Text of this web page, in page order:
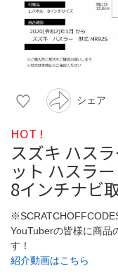
シェア
HOT !
スズキ ハス
ット ハスラ
8インチナビ
YouTuberの皆様に商品
す！
紹介動画はこちら